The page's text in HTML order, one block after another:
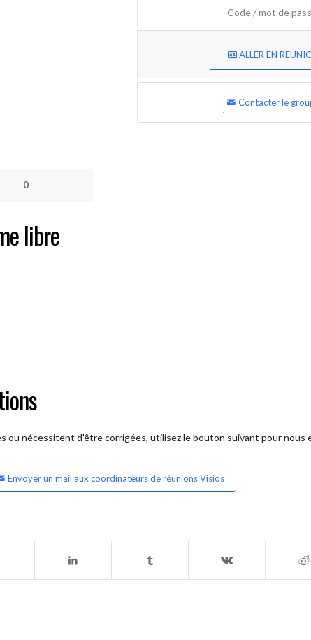
0
Code / mot de
ALLER EN
Contacter le
libre
ou nécessitent d'être corrigées, utilisez le bouton suivant pour nous
Envoyer un mail aux coordinateurs de réunions Visios